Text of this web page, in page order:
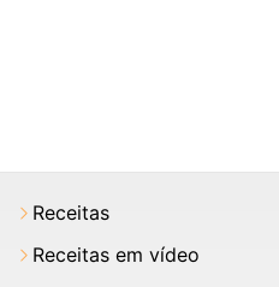
Receitas
Receitas em vídeo